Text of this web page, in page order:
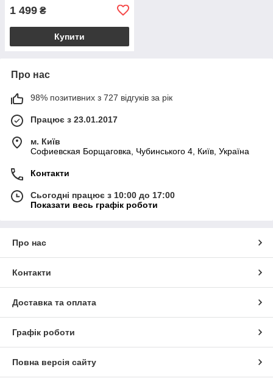
1 499 ₴
Купити
Про нас
98% позитивних з 727 відгуків за рік
Працює з 23.01.2017
м. Київ
Софиевская Борщаговка, Чубинського 4, Київ, Україна
Контакти
Сьогодні працює з 10:00 до 17:00
Показати весь графік роботи
Про нас
Контакти
Доставка та оплата
Графік роботи
Повна версія сайту